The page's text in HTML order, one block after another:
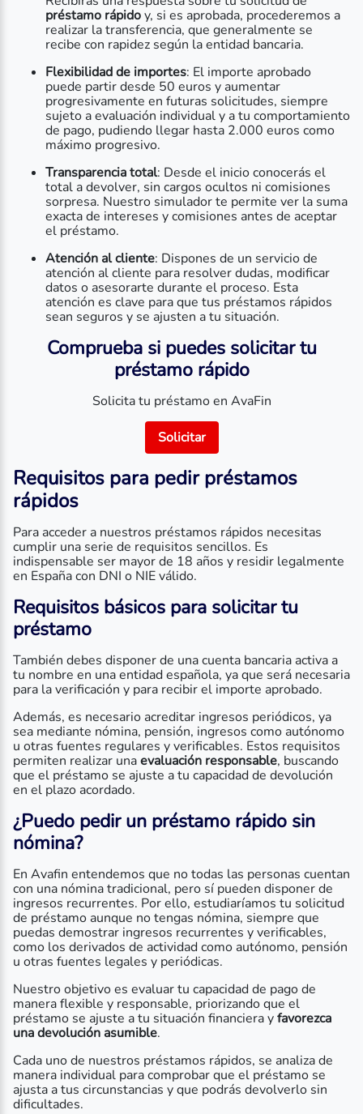
préstamo rápidoy, si es aprobada, procederemos a
realizar la transferencia, que generalmente se
recibe con rapidez según la entidad bancaria.
Flexibilidad de importes: El importe aprobado
puede partir desde 50 euros y aumentar
progresivamente en futuras solicitudes, siempre
sujeto a evaluación individual y a tu comportamiento
de pago, pudiendo llegar hasta 2.000 euros como
máximo progresivo.
Transparencia total: Desde el inicio conocerás el
total a devolver, sin cargos ocultos ni comisiones
sorpresa. Nuestro simulador te permite ver la suma
exacta de intereses y comisiones antes de aceptar
el préstamo.
Atención al cliente: Dispones de un servicio de
atención al cliente para resolver dudas, modificar
datos o asesorarte durante el proceso. Esta
atención es clave para que tus préstamos rápidos
sean seguros y se ajusten a tu situación.
Comprueba si puedes solicitar tu
préstamo rápido
Solicita tu préstamo en AvaFin
Solicitar
Requisitos para pedir préstamos
rápidos
Para acceder a nuestros préstamos rápidos necesitas
cumplir una serie de requisitos sencillos. Es
indispensable ser mayor de 18 años y residir legalmente
en España con DNI o NIE válido.
Requisitos básicos para solicitar tu
préstamo
También debes disponer de una cuenta bancaria activa a
tu nombre en una entidad española, ya que será necesaria
para la verificación y para recibir el importe aprobado.
Además, es necesario acreditar ingresos periódicos, ya
sea mediante nómina, pensión, ingresos como autónomo
u otras fuentes regulares y verificables. Estos requisitos
permiten realizar unaevaluación responsable, buscando
que el préstamo se ajuste a tu capacidad de devolución
en el plazo acordado.
¿Puedo pedir un préstamo rápido sin
nómina?
En Avafin entendemos que no todas las personas cuentan
con una nómina tradicional, pero sí pueden disponer de
ingresos recurrentes. Por ello, estudiaríamos tu solicitud
de préstamo aunque no tengas nómina, siempre que
puedas demostrar ingresos recurrentes y verificables,
como los derivados de actividad como autónomo, pensión
u otras fuentes legales y periódicas.
Nuestro objetivo es evaluar tu capacidad de pago de
manera flexible y responsable, priorizando que el
préstamo se ajuste a tu situación financiera yfavorezca
una devolución asumible.
Cada uno de nuestros préstamos rápidos, se analiza de
manera individual para comprobar que el préstamo se
ajusta a tus circunstancias y que podrás devolverlo sin
dificultades.